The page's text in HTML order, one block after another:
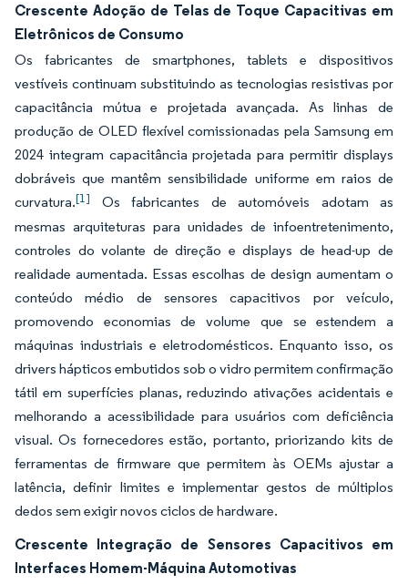
Crescente Adoção de Telas de Toque Capacitivas em
Eletrônicos de Consumo
Os fabricantes de smartphones, tablets e dispositivos
vestíveis continuam substituindo as tecnologias resistivas por
capacitância mútua e projetada avançada. As linhas de
produção de OLED flexível comissionadas pela Samsung em
2024 integram capacitância projetada para permitir displays
dobráveis que mantêm sensibilidade uniforme em raios de
curvatura.[1]
Os fabricantes de automóveis adotam as
mesmas arquiteturas para unidades de infoentretenimento,
controles do volante de direção e displays de head-up de
realidade aumentada. Essas escolhas de design aumentam o
conteúdo médio de sensores capacitivos por veículo,
promovendo economias de volume que se estendem a
máquinas industriais e eletrodomésticos. Enquanto isso, os
drivers hápticos embutidos sob o vidro permitem confirmação
tátil em superfícies planas, reduzindo ativações acidentais e
melhorando a acessibilidade para usuários com deficiência
visual. Os fornecedores estão, portanto, priorizando kits de
ferramentas de firmware que permitem às OEMs ajustar a
latência, definir limites e implementar gestos de múltiplos
dedos sem exigir novos ciclos de hardware.
Crescente Integração de Sensores Capacitivos em
Interfaces Homem-Máquina Automotivas